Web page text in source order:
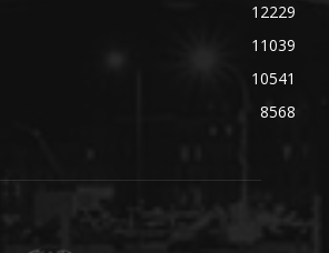
12229
11039
10541
8568